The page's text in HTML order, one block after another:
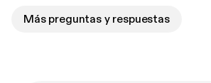
Más preguntas y respuestas